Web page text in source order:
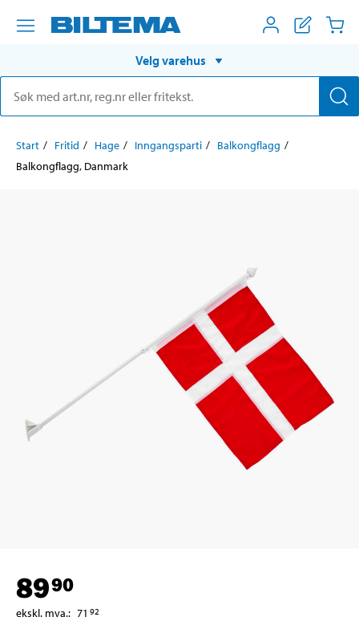
Velg varehus
Start Fritid Hage Inngangsparti
Balkongflagg
Balkongflagg, Danmark
8990
ekskl. mva.: 71 92